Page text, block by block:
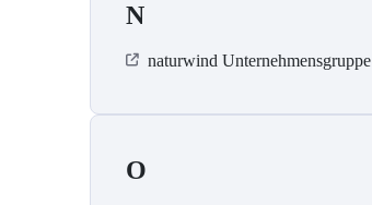
N
naturwind Unternehmensgruppe
O